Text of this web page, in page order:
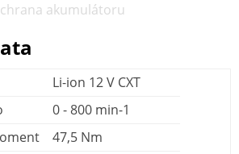
akumulátoru
Li-ion 12 V CXT
0 - 800 min-1
47,5 Nm